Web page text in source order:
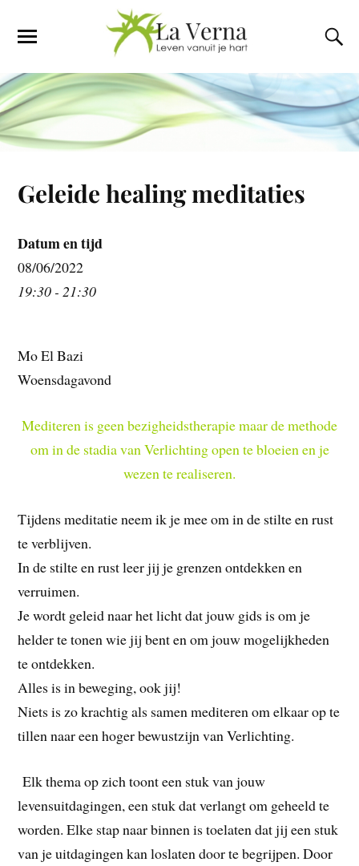
Geleide healing meditaties
Datum en tijd
08/06/2022
19:30 - 21:30
Mo El Bazi
Woensdagavond
Mediteren is geen bezigheidstherapie maar de methode
om in de stadia van Verlichting open te bloeien en je
wezen te realiseren.
Tijdens meditatie neem ik je mee om in de stilte en rust
te verblijven.
In de stilte en rust leer jij je grenzen ontdekken en
verruimen.
Je wordt geleid naar het licht dat jouw gids is om je
helder te tonen wie jij bent en om jouw mogelijkheden
te ontdekken.
Alles is in beweging, ook jij!
Niets is zo krachtig als samen mediteren om elkaar op te
tillen naar een hoger bewustzijn van Verlichting.
Elk thema op zich toont een stuk van jouw
levensuitdagingen, een stuk dat verlangt om geheeld te
worden. Elke stap naar binnen is toelaten dat jij een stuk
van je uitdagingen kan loslaten door te begrijpen. Door